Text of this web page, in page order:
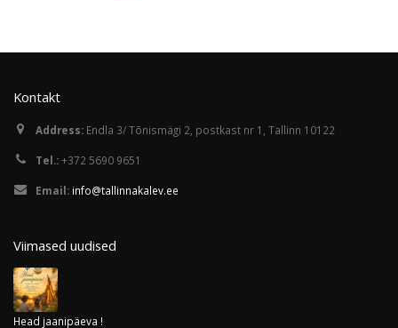
Kontakt
Address: Endla 3/ Tõnismägi 2, postkast nr 1, Tallinn 10122
Tel.:+372 5690 9651
Email: info@tallinnakalev.ee
Viimased uudised
Head jaanipäeva !